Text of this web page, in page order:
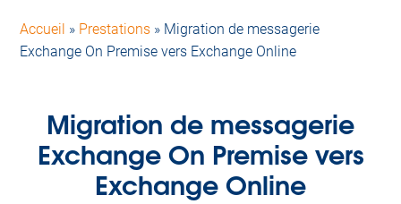
Accueil » Prestations » Migration de messagerie
Exchange On Premise vers Exchange Online
Migration de messagerie
Exchange On Premise vers
Exchange Online